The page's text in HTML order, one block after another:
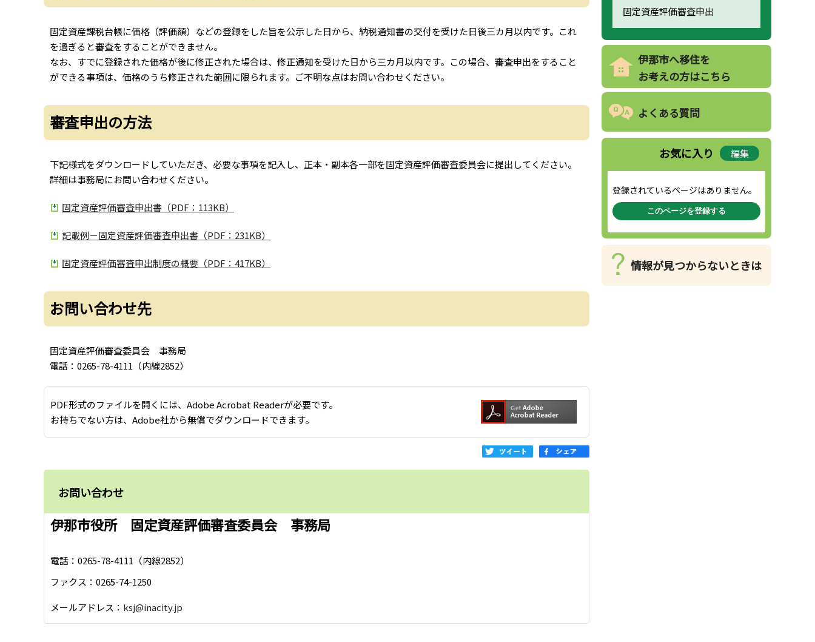
固定資産課税台帳に価格（評価額）などの登録をした旨を公示した日から、納税通知書の交付を受けた日後三カ月以内です。これ
を過ぎると審査をすることができません。
なお、すでに登録された価格が後に修正された場合は、修正通知を受けた日から三カ月以内です。この場合、審査申出をすること
ができる事項は、価格のうち修正された範囲に限られます。ご不明な点はお問い合わせください。
審査申出の方法
下記様式をダウンロードしていただき、必要な事項を記入し、正本・副本各一部を固定資産評価審査委員会に提出してください。
詳細は事務局にお問い合わせください。
固定資産評価審査申出書（PDF：113KB）
記載例－固定資産評価審査申出書（PDF：231KB）
固定資産評価審査申出制度の概要（PDF：417KB）
お問い合わせ先
固定資産評価審査委員会 事務局
電話：0265-78-4111（内線2852）
PDF形式のファイルを開くには、Adobe Acrobat Readerが必要です。
お持ちでない方は、Adobe社から無償でダウンロードできます。
お問い合わせ
伊那市役所 固定資産評価審査委員会 事務局
電話：0265-78-4111（内線2852）
ファクス：0265-74-1250
メールアドレス： ksj@inacity.jp
固定資産評価審査申出
伊那市へ移住を
お考えの方はこちら
よくある質問
お気に入り 編集
登録されているページはありません。
このページを登録する
情報が見つからないときは